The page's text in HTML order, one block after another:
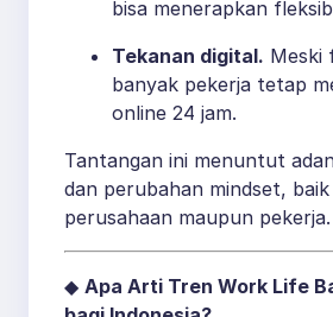
bisa menerapkan
Tekanan digital. Meski
banyak pekerja tetap
online 24 jam.
Tantangan ini menuntut
dan perubahan mindset,
perusahaan maupun pekerja.
◆ Apa Arti Tren Work Life